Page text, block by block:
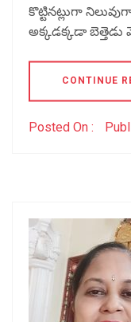
కొట్టినట్లుగా
అక్కడక్కడా బెత్తెడు
CONTINUE
Posted On :